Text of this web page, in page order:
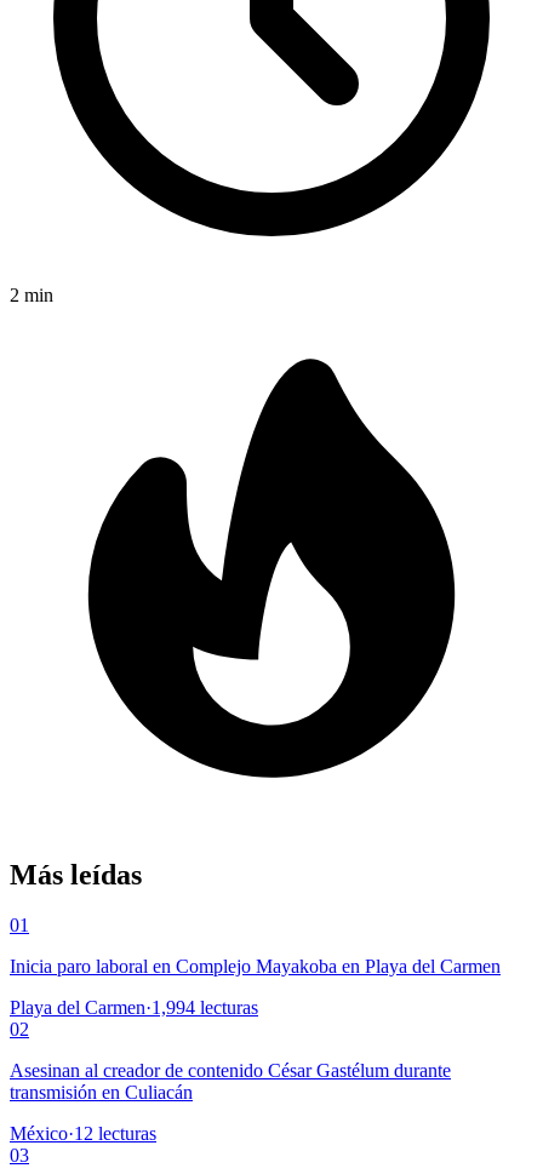
2 min
Más leídas
01
Inicia paro laboral en Complejo Mayakoba en Playa del Carmen
Playa del Carmen·1,994 lecturas
02
Asesinan al creador de contenido César Gastélum durante
transmisión en Culiacán
México·12 lecturas
03